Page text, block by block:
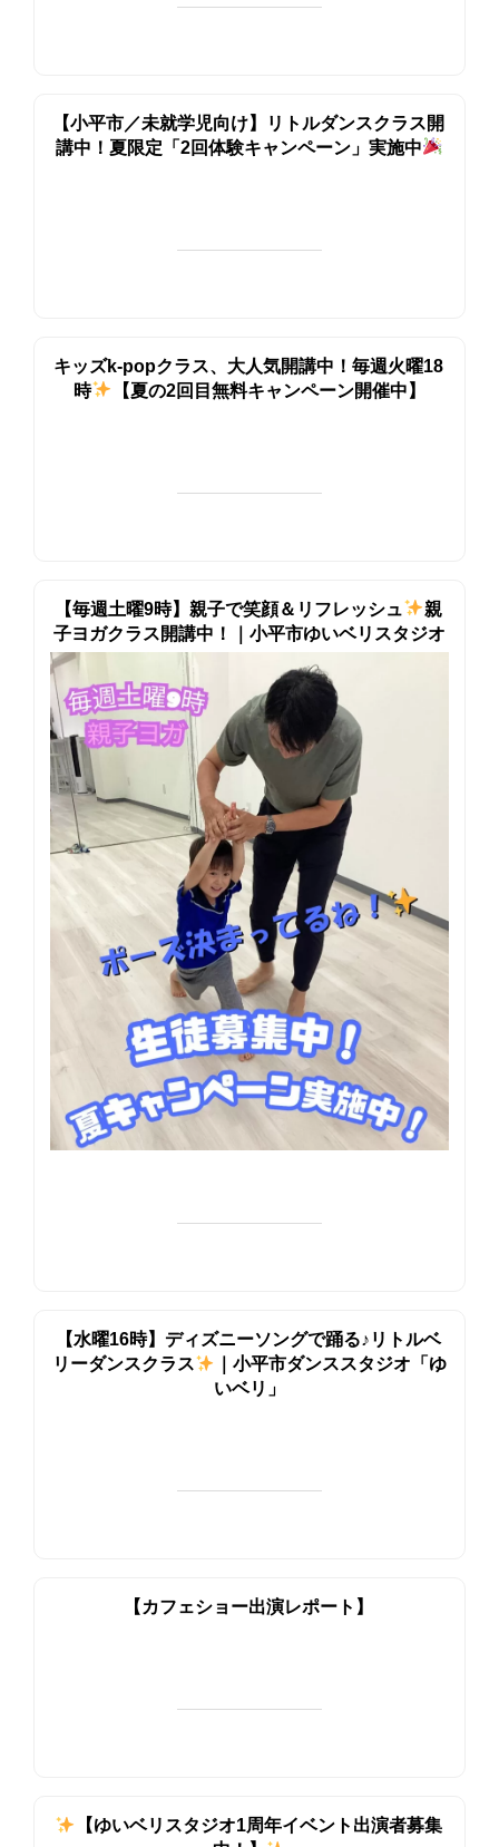
【小平市／未就学児向け】リトルダンスクラス開
講中！夏限定「2回体験キャンペーン」実施中
キッズk-popクラス、大人気開講中！毎週火曜18
時
【夏の2回目無料キャンペーン開催中】
【毎週土曜9時】親子で笑顔＆リフレッシュ
親
子ヨガクラス開講中！｜小平市ゆいベリスタジオ
【水曜16時】ディズニーソングで踊る♪リトルベ
リーダンスクラス
｜小平市ダンススタジオ「ゆ
いベリ」
【カフェショー出演レポート】
【ゆいベリスタジオ1周年イベント出演者募集